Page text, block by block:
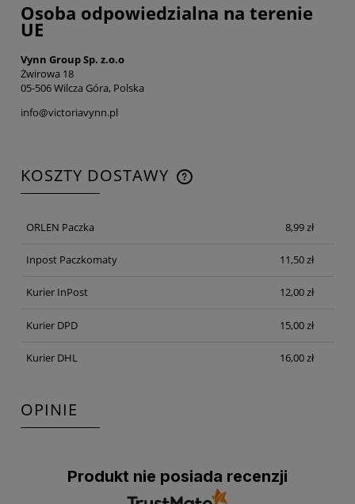
Osoba odpowiedzialna na terenie
UE
Vynn Group Sp. z.o.o
Żwirowa 18
05-506 Wilcza Góra, Polska
info@victoriavynn.pl
KOSZTY DOSTAWY
CENA NIE ZAWIERA EWENTUALNYCH KOSZTÓW
ORLEN Paczka
8,99 zł
Inpost Paczkomaty 11,50 zł
Kurier InPost 12,00 zł
Kurier DPD 15,00 zł
Kurier DHL 16,00 zł
OPINIE
Produkt nie posiada recenzji